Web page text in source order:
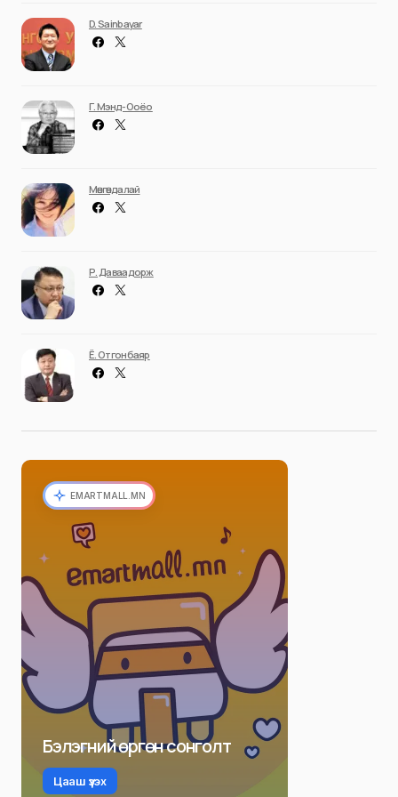
D. Sainbayar
Г. Мэнд-Ооёо
Мөнгөндалай
Р. Даваадорж
Ё. Отгонбаяр
EMARTMALL.MN
Бэлэгний өргөн сонголт
Цааш үзэх